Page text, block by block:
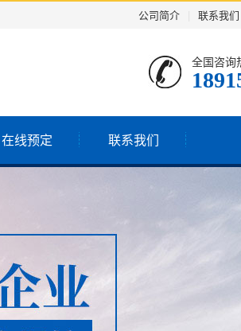
公司简介 联系我们
全国咨询
在线预定 联系我们